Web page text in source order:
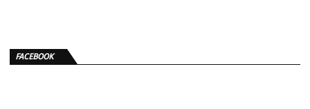
FACEBOOK